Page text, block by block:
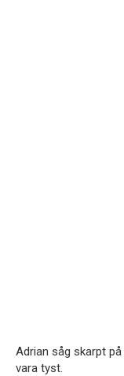
Adrian såg skarpt
vara tyst.